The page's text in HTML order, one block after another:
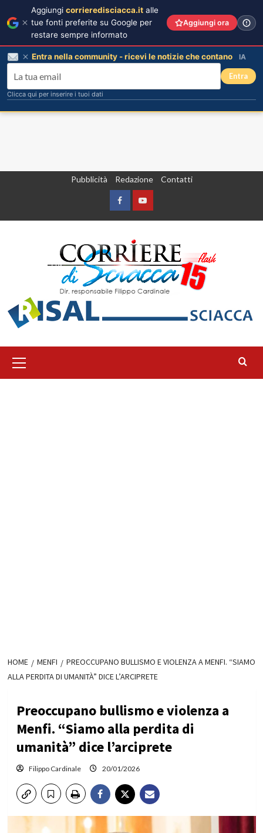
Pubblicità Redazione Contatti
FacebookYountube
principale
HOME MENFI
PREOCCUPANO BULLISMO E VIOLENZA A MENFI. “SIAMO
ALLA PERDITA DI UMANITÀ” DICE L’ARCIPRETE
Preoccupano bullismo e violenza a
Menfi. “Siamo alla perdita di
umanità” dice l’arciprete
Filippo Cardinale 20/01/2026
Aggiungi corrieredisciacca.it alle
tue fonti preferite su Google per
restare sempre informato
Aggiungi ora
Entra nella community - ricevi le notizie che contano IA
Entra
Clicca qui per inserire i tuoi dati